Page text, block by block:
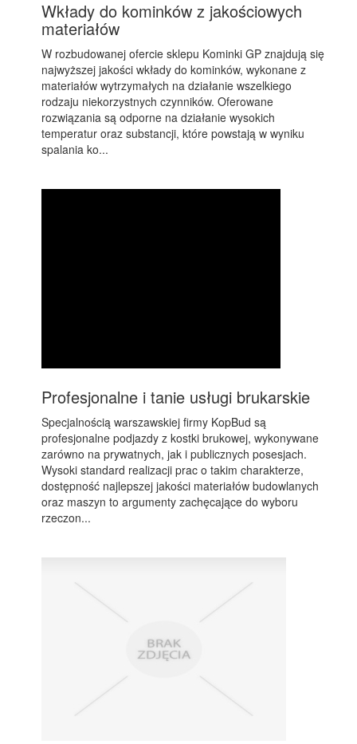
Wkłady do kominków z jakościowych
materiałów
W rozbudowanej ofercie sklepu Kominki GP znajdują się
najwyższej jakości wkłady do kominków, wykonane z
materiałów wytrzymałych na działanie wszelkiego
rodzaju niekorzystnych czynników. Oferowane
rozwiązania są odporne na działanie wysokich
temperatur oraz substancji, które powstają w wyniku
spalania ko...
Profesjonalne i tanie usługi brukarskie
Specjalnością warszawskiej firmy KopBud są
profesjonalne podjazdy z kostki brukowej, wykonywane
zarówno na prywatnych, jak i publicznych posesjach.
Wysoki standard realizacji prac o takim charakterze,
dostępność najlepszej jakości materiałów budowlanych
oraz maszyn to argumenty zachęcające do wyboru
rzeczon...